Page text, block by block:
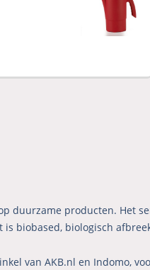
duurzame producten. Het
biobased, biologisch
van AKB.nl en Indomo,